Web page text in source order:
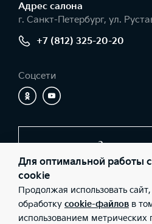
Адрес салонa
г. Санкт-Петербург, ул.
+7 (812) 325-20-20
Соцсети
Заказать
© 2026 Юридические лица ООО
адрес: г. Санкт-Петербург, ул.
325-20-20; ИНН: 7804605658; ОГРН:
Россия и СНГ» (Фактический адрес:
Для оптимальной работы
cookie
Продолжая использовать
обработку cookie-файлов в
использованием метрических